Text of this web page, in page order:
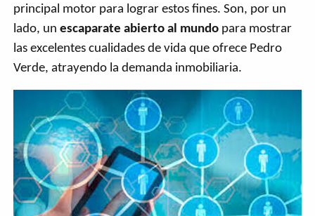
principal motor para lograr estos fines. Son, por un
lado, unescaparate abierto al mundo para mostrar
las excelentes cualidades de vida que ofrece Pedro
Verde, atrayendo la demanda inmobiliaria.